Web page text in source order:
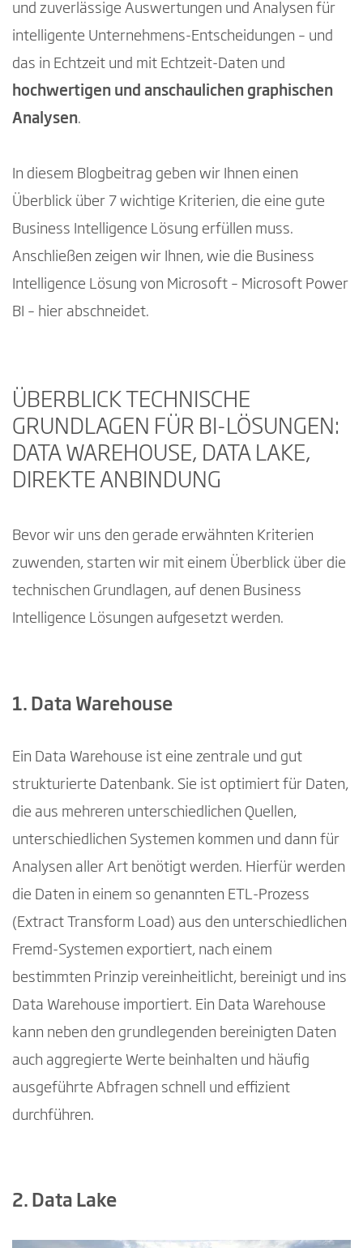
und zuverlässige Auswertungen und Analysen für
intelligente Unternehmens-Entscheidungen – und
das in Echtzeit und mit Echtzeit-Daten und
hochwertigen und anschaulichen graphischen
Analysen.
In diesem Blogbeitrag geben wir Ihnen einen
Überblick über 7 wichtige Kriterien, die eine gute
Business Intelligence Lösung erfüllen muss.
Anschließen zeigen wir Ihnen, wie die Business
Intelligence Lösung von Microsoft – Microsoft Power
BI – hier abschneidet.
ÜBERBLICK TECHNISCHE
GRUNDLAGEN FÜR BI-LÖSUNGEN:
DATA WAREHOUSE, DATA LAKE,
DIREKTE ANBINDUNG
Bevor wir uns den gerade erwähnten Kriterien
zuwenden, starten wir mit einem Überblick über die
technischen Grundlagen, auf denen Business
Intelligence Lösungen aufgesetzt werden.
1. Data Warehouse
Ein Data Warehouse ist eine zentrale und gut
strukturierte Datenbank. Sie ist optimiert für Daten,
die aus mehreren unterschiedlichen Quellen,
unterschiedlichen Systemen kommen und dann für
Analysen aller Art benötigt werden. Hierfür werden
die Daten in einem so genannten ETL-Prozess
(Extract Transform Load) aus den unterschiedlichen
Fremd-Systemen exportiert, nach einem
bestimmten Prinzip vereinheitlicht, bereinigt und ins
Data Warehouse importiert. Ein Data Warehouse
kann neben den grundlegenden bereinigten Daten
auch aggregierte Werte beinhalten und häufig
ausgeführte Abfragen schnell und effizient
durchführen.
2. Data Lake